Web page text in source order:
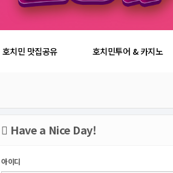
호치민 맛집공유 호치민투어 & 카지노
Have a Nice Day!
아이디